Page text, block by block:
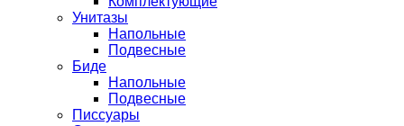
Унитазы
Напольные
Подвесные
Биде
Напольные
Подвесные
Писсуары